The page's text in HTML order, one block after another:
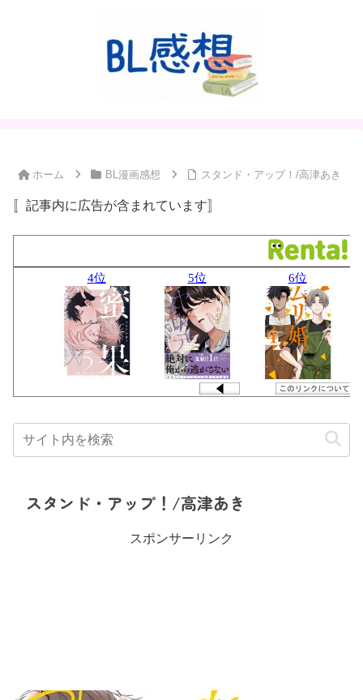
ホーム BL漫画感想 スタンド・アップ！/高津あき
〚記事内に広告が含まれています〛
スタンド・アップ！/高津あき
スポンサーリンク